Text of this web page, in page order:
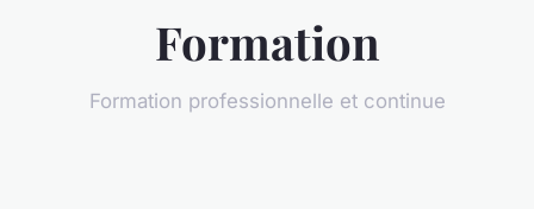
Formation
Formation professionnelle et continue